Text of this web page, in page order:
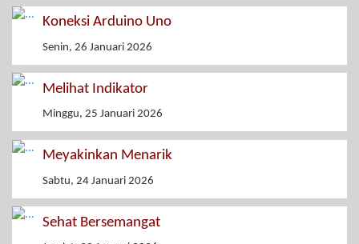
Koneksi Arduino Uno
Senin, 26 Januari 2026
Melihat Indikator
Minggu, 25 Januari 2026
Meyakinkan Menarik
Sabtu, 24 Januari 2026
Sehat Bersemangat